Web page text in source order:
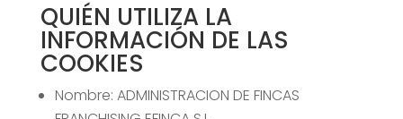
QUIÉN UTILIZA LA
INFORMACIÓN DE LAS
COOKIES
Nombre: ADMINISTRACION DE FINCAS